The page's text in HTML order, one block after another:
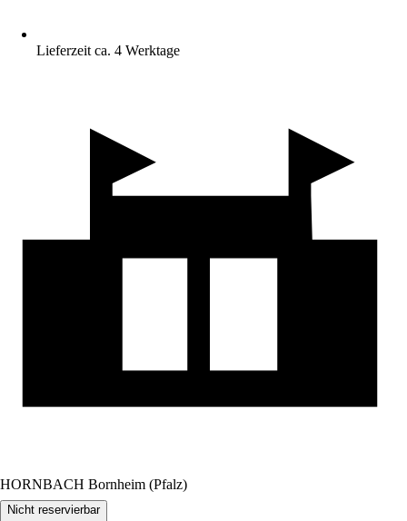
Lieferzeit ca. 4 Werktage
HORNBACH Bornheim (Pfalz)
Nicht reservierbar